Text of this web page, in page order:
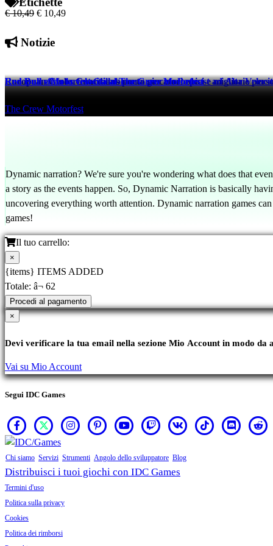
€ 10,49 € 10,49
Notizie
European Clubs Guardians porta giocatori epici e migliorie
eFootball™ 522 days ago
Red Bull e Motorfest Collaborano per un Podcast ad Alta
The Crew Motorfest
Red Bull sfida la velocità al The Crew Motorfest
The Crew Motorfest
Dynamic narration? We're sure you're wondering what does that
a story as the events happen. So, Dynamic Narration is basically
uncovering everything worth attention. Dynamic narration games
games!
Il tuo carrello:
×
{items} ITEMS ADDED
Totale: â¬ 62
Procedi al pagamento
×
Devi verificare la tua email nella sezione Mio Account in modo da
Vai su Mio Account
Segui IDC Games
Chi siamo Servizi Strumenti Angolo dello sviluppatore Blog
Distribuisci i tuoi giochi con IDC Games
Termini d'uso
Politica sulla privacy
Cookies
Politica dei rimborsi